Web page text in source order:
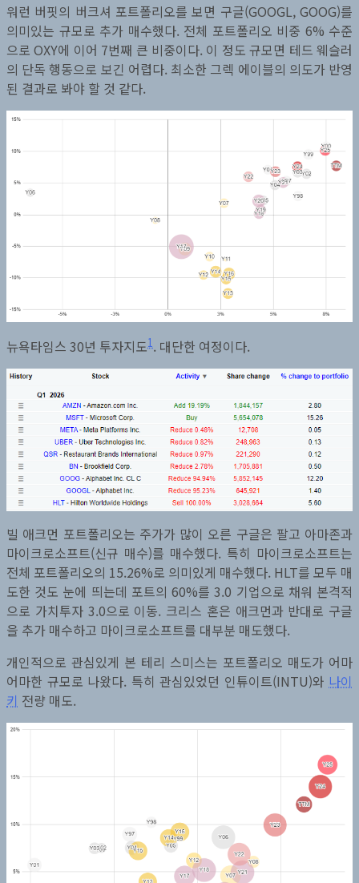
워런 버핏의 버크셔 포트폴리오를 보면 구글(GOOGL, GOOG)를
의미있는 규모로 추가 매수했다. 전체 포트폴리오 비중 6% 수준
으로 OXY에 이어 7번째 큰 비중이다. 이 정도 규모면 테드 웨슬러
의 단독 행동으로 보긴 어렵다. 최소한 그렉 에이블의 의도가 반영
된 결과로 봐야 할 것 같다.
뉴욕타임스 30년 투자지도1 . 대단한 여정이다.
빌 애크먼 포트폴리오는 주가가 많이 오른 구글은 팔고 아마존과
마이크로소프트(신규 매수)를 매수했다. 특히 마이크로소프트는
전체 포트폴리오의 15.26%로 의미있게 매수했다. HLT를 모두 매
도한 것도 눈에 띄는데 포트의 60%를 3.0 기업으로 채워 본격적
으로 가치투자 3.0으로 이동. 크리스 혼은 애크먼과 반대로 구글
을 추가 매수하고 마이크로소프트를 대부분 매도했다.
개인적으로 관심있게 본 테리 스미스는 포트폴리오 매도가 어마
어마한 규모로 나왔다. 특히 관심있었던 인튜이트(INTU)와 나이
키 전량 매도.